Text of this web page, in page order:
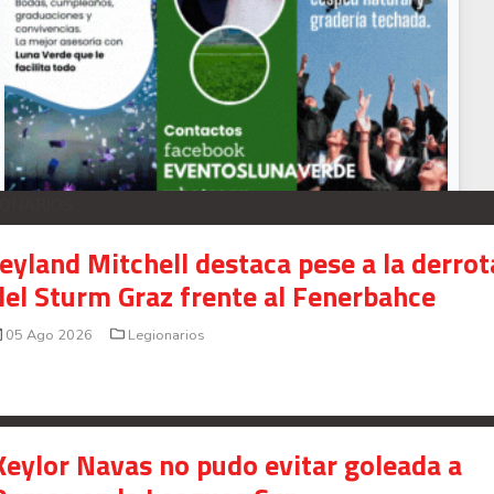
Your Add Here !!
de Surinam para medirse a Costa Rica
Mitchell destaca pese a la
Sturm Graz frente al Fenerbahce
05 Ago 2026 Legionarios
Navas no pudo evitar goleada a